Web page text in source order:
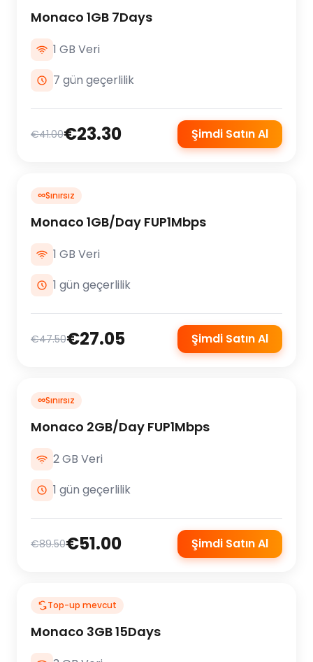
Monaco 1GB 7Days
1 GB Veri
7 gün geçerlilik
€41.00€23.30 Şimdi Satın Al
∞Sınırsız
Monaco 1GB/Day FUP1Mbps
1 GB Veri
1 gün geçerlilik
€47.50€27.05 Şimdi Satın Al
∞Sınırsız
Monaco 2GB/Day FUP1Mbps
2 GB Veri
1 gün geçerlilik
€89.50€51.00 Şimdi Satın Al
Top-up mevcut
Monaco 3GB 15Days